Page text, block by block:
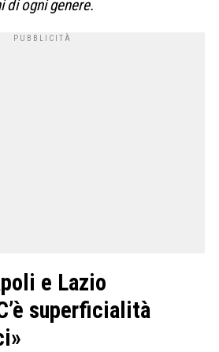
di ogni genere.
e Lazio
superficialità